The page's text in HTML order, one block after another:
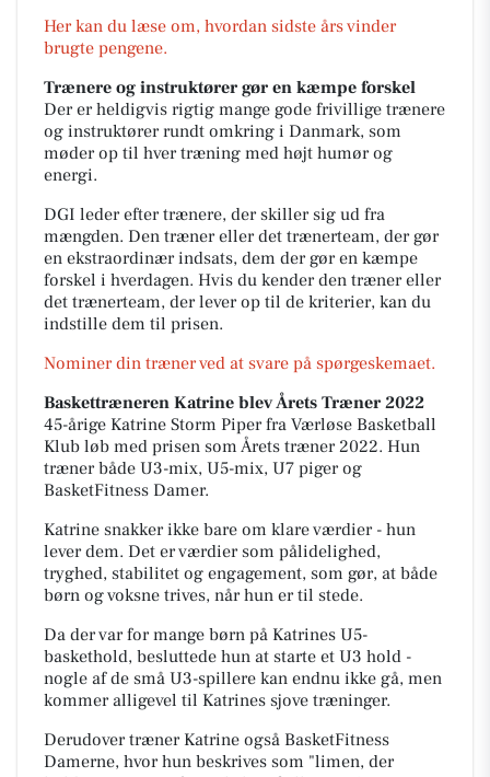
Her kan du læse om, hvordan sidste års vinder
brugte pengene.
Trænere og instruktører gør en kæmpe forskel
Der er heldigvis rigtig mange gode frivillige trænere
og instruktører rundt omkring i Danmark, som
møder op til hver træning med højt humør og
energi.
DGI leder efter trænere, der skiller sig ud fra
mængden. Den træner eller det trænerteam, der gør
en ekstraordinær indsats, dem der gør en kæmpe
forskel i hverdagen. Hvis du kender den træner eller
det trænerteam, der lever op til de kriterier, kan du
indstille dem til prisen.
Nominer din træner ved at svare på spørgeskemaet.
Baskettræneren Katrine blev Årets Træner 2022
45-årige Katrine Storm Piper fra Værløse Basketball
Klub løb med prisen som Årets træner 2022. Hun
træner både U3-mix, U5-mix, U7 piger og
BasketFitness Damer.
Katrine snakker ikke bare om klare værdier - hun
lever dem. Det er værdier som pålidelighed,
tryghed, stabilitet og engagement, som gør, at både
børn og voksne trives, når hun er til stede.
Da der var for mange børn på Katrines U5-
baskethold, besluttede hun at starte et U3 hold -
nogle af de små U3-spillere kan endnu ikke gå, men
kommer alligevel til Katrines sjove træninger.
Derudover træner Katrine også BasketFitness
Damerne, hvor hun beskrives som "limen, der